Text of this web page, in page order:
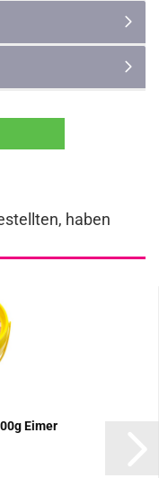
haben
Eimer